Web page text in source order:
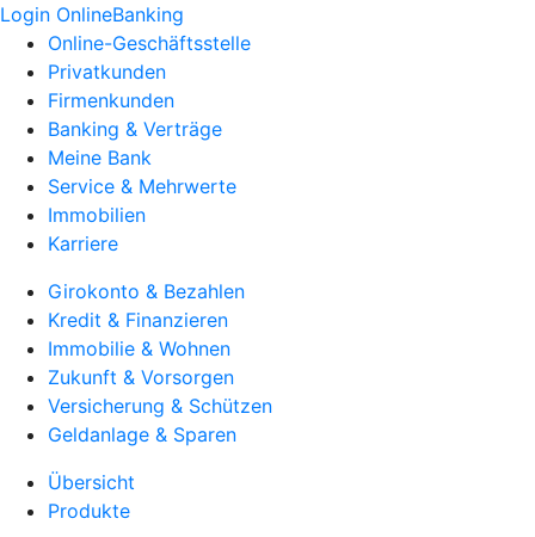
Login OnlineBanking
Online-Geschäftsstelle
Privatkunden
Firmenkunden
Banking & Verträge
Meine Bank
Service & Mehrwerte
Immobilien
Karriere
Girokonto & Bezahlen
Kredit & Finanzieren
Immobilie & Wohnen
Zukunft & Vorsorgen
Versicherung & Schützen
Geldanlage & Sparen
Übersicht
Produkte